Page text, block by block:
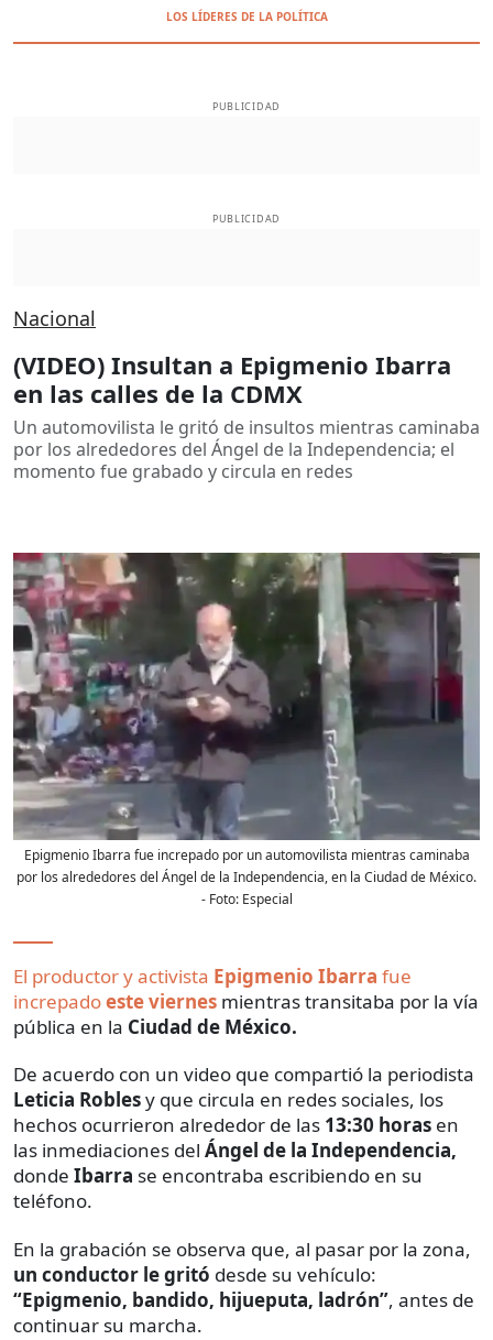
LOS LÍDERES DE LA POLÍTICA
PUBLICIDAD
PUBLICIDAD
Nacional
(VIDEO) Insultan a Epigmenio Ibarra
en las calles de la CDMX
Un automovilista le gritó de insultos mientras caminaba
por los alrededores del Ángel de la Independencia; el
momento fue grabado y circula en redes
Epigmenio Ibarra fue increpado por un automovilista mientras caminaba
por los alrededores del Ángel de la Independencia, en la Ciudad de México.
- Foto: Especial
El productor y activista Epigmenio Ibarra fue
increpadoeste viernes mientras transitaba por la vía
pública en la Ciudad de México.
De acuerdo con un video que compartió la periodista
Leticia Roblesy que circula en redes sociales, los
hechos ocurrieron alrededor de las 13:30 horas en
las inmediaciones del Ángel de la Independencia,
donde Ibarra se encontraba escribiendo en su
teléfono.
En la grabación se observa que, al pasar por la zona,
un conductor le gritó desde su vehículo:
“Epigmenio, bandido, hijueputa, ladrón”, antes de
continuar su marcha.